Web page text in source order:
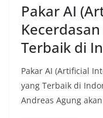
Pakar AI
Terbaik di
Pakar AI (Artificial
yang Terbaik di
Andreas Agung